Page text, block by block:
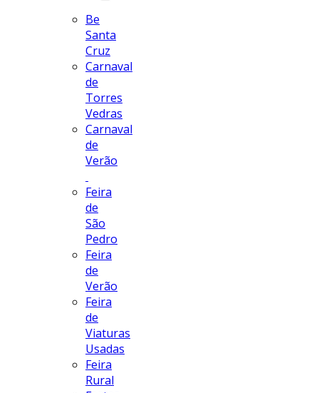
Be
Santa
Cruz
Carnaval
de
Torres
Vedras
Carnaval
de
Verão
Feira
de
São
Pedro
Feira
de
Verão
Feira
de
Viaturas
Usadas
Feira
Rural